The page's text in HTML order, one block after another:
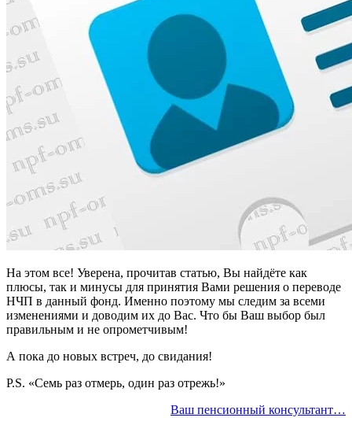
На этом все! Уверена, прочитав статью, Вы найдёте как
плюсы, так и минусы для принятия Вами решения о переводе
НЧП в данный фонд. Именно поэтому мы следим за всеми
изменениями и доводим их до Вас. Что бы Ваш выбор был
правильным и не опрометчивым!
А пока до новых встреч, до свидания!
P.S. «Семь раз отмерь, один раз отрежь!»
Ваш пенсионный консультант…